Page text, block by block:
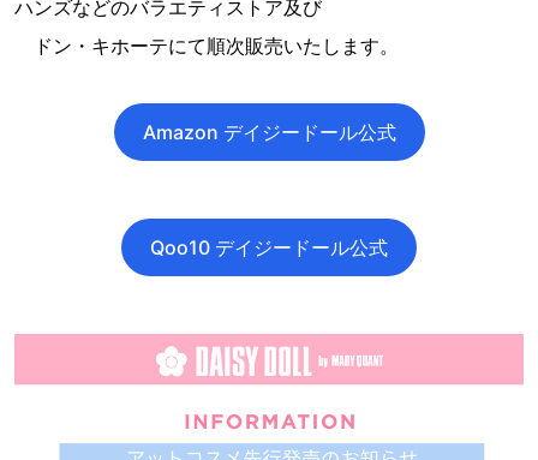
ハンズなどのバラエティストア及び
ドン・キホーテにて順次販売いたします。
Amazon デイジードール公式
Qoo10 デイジードール公式